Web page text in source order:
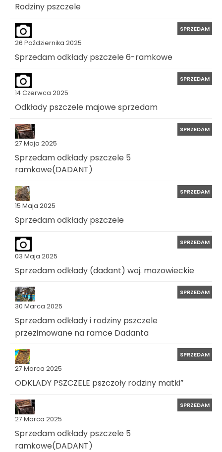
Rodziny pszczele
26 Października 2025
SPRZEDAM
Sprzedam odkłady pszczele 6-ramkowe
14 Czerwca 2025
SPRZEDAM
Odkłady pszczele majowe sprzedam
27 Maja 2025
SPRZEDAM
Sprzedam odkłady pszczele 5
ramkowe(DADANT)
15 Maja 2025
SPRZEDAM
Sprzedam odkłady pszczele
03 Maja 2025
SPRZEDAM
Sprzedam odkłady (dadant) woj. mazowieckie
30 Marca 2025
SPRZEDAM
Sprzedam odkłady i rodziny pszczele
przezimowane na ramce Dadanta
27 Marca 2025
SPRZEDAM
ODKLADY PSZCZELE pszczoły rodziny matki”
27 Marca 2025
SPRZEDAM
Sprzedam odkłady pszczele 5
ramkowe(DADANT)